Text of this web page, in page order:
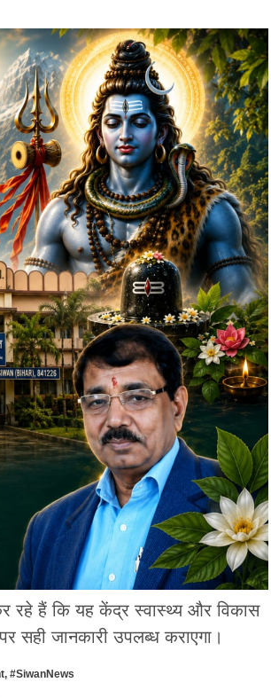
रहे हैं कि यह केंद्र स्वास्थ्य और विकास
सही जानकारी उपलब्ध कराएगा।
, #SiwanNews